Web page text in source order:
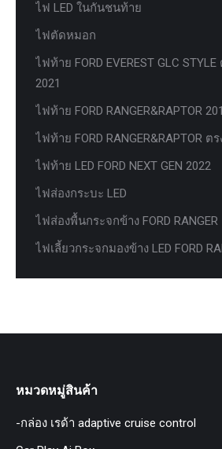
ไฟ LED ในกันชนท้าย
ไฟตัดหมอก
ไฟท้าย FORD EVEREST GLC
2021
ไฟท้าย FORD RANGER&RAPTOR
ไฟท้าย FORD RANGER&RAPTOR ต
ไฟท้าย LED FORD NEXT GEN 2022
ไฟส่องกระบะ LED
ไฟส่องพื้นกระจกข้าง FORD RANGER
ไฟเลี้ยวกระจกมองข้าง LED FORD
หมวดหมู่สินค้า
-กล่อง เรด้า adaptive cruise control